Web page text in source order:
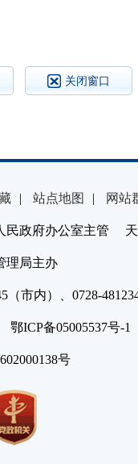
关闭窗口
| 站点地图 | 网站
政府办公室主管 天
理局主办
（市内）、0728-
鄂ICP备05005537号
号